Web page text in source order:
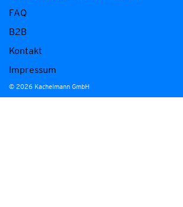
FAQ
B2B
Kontakt
Impressum
© 2026 Kachelmann GmbH